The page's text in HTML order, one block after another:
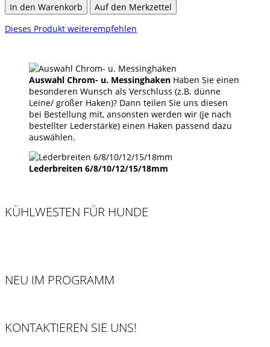
In den Warenkorb
Auf den Merkzettel
Dieses Produkt weiterempfehlen
Auswahl Chrom- u. Messinghaken Haben Sie einen
besonderen Wunsch als Verschluss (z.B. dünne
Leine/ großer Haken)? Dann teilen Sie uns diesen
bei Bestellung mit, ansonsten werden wir (je nach
bestellter Lederstärke) einen Haken passend dazu
auswählen.
Lederbreiten 6/8/10/12/15/18mm
KÜHLWESTEN FÜR HUNDE
NEU IM PROGRAMM
KONTAKTIEREN SIE UNS!